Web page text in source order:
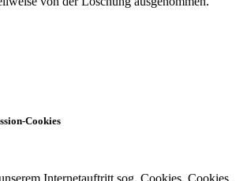
Cookies
Internetauftritt sog. Cookies. Cookies